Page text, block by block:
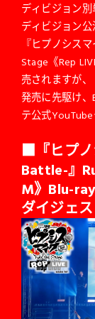
ディビジョン別
ディビジョン公
『ヒプノシス
Stage《Rep
売されますが、
発売に先駆け
テ公式
■『ヒプノ
Battle-』
M》Blu-
ダイジェ